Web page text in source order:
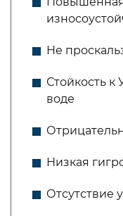
Не
Стойкость
воде
Низкая
Отсутствие